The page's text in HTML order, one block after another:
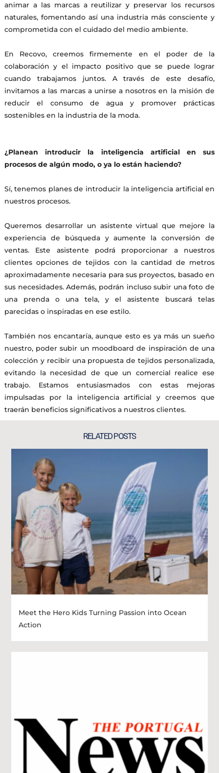
animar a las marcas a reutilizar y preservar los recursos
naturales, fomentando así una industria más consciente y
comprometida con el cuidado del medio ambiente.
En Recovo, creemos firmemente en el poder de la
colaboración y el impacto positivo que se puede lograr
cuando trabajamos juntos. A través de este desafío,
invitamos a las marcas a unirse a nosotros en la misión de
reducir el consumo de agua y promover prácticas
sostenibles en la industria de la moda.
¿Planean introducir la inteligencia artificial en sus
procesos de algún modo, o ya lo están haciendo?
Sí, tenemos planes de introducir la inteligencia artificial en
nuestros procesos.
Queremos desarrollar un asistente virtual que mejore la
experiencia de búsqueda y aumente la conversión de
ventas. Este asistente podrá proporcionar a nuestros
clientes opciones de tejidos con la cantidad de metros
aproximadamente necesaria para sus proyectos, basado en
sus necesidades. Además, podrán incluso subir una foto de
una prenda o una tela, y el asistente buscará telas
parecidas o inspiradas en ese estilo.
También nos encantaría, aunque esto es ya más un sueño
nuestro, poder subir un moodboard de inspiración de una
colección y recibir una propuesta de tejidos personalizada,
evitando la necesidad de que un comercial realice ese
trabajo. Estamos entusiasmados con estas mejoras
impulsadas por la inteligencia artificial y creemos que
traerán beneficios significativos a nuestros clientes.
RELATED POSTS
Meet the Hero Kids Turning Passion into Ocean
Action